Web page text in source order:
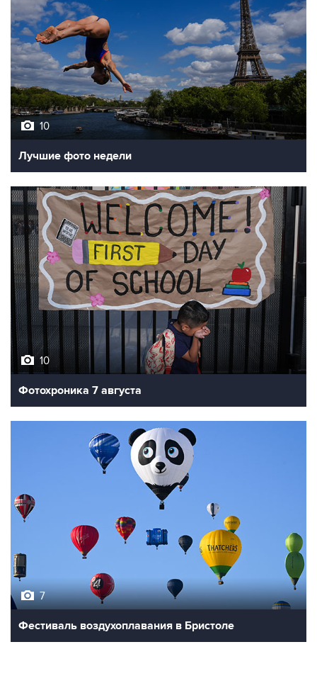
10
Лучшие фото недели
10
Фотохроника 7 августа
7
Фестиваль воздухоплавания в Бристоле